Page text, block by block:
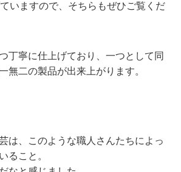
いますので、そちらもぜひご覧くだ
丁寧に仕上げており、一つとして同
無二の製品が出来上がります。
は、このような職人さんたちによっ
ること。